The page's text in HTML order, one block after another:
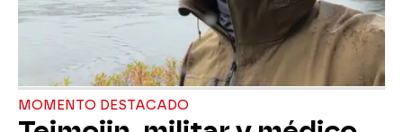
MOMENTO DESTACADO